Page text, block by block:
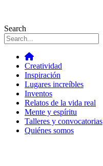
Search
Creatividad
Inspiración
Lugares increíbles
Inventos
Relatos de la vida real
Mente y espíritu
Talleres y convocatorias
Quiénes somos